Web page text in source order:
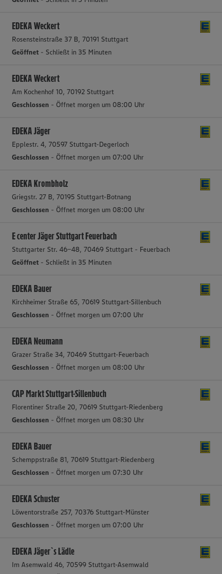
EDEKA Weckert
Rosensteinstraße 37 B, 70191 Stuttgart
Geöffnet - Schließt in 35 Minuten
EDEKA Weckert
Am Kochenhof 10, 70192 Stuttgart
Geschlossen - Öffnet morgen um 08:00 Uhr
EDEKA Jäger
Epplestr. 4, 70597 Stuttgart-Degerloch
Geschlossen - Öffnet morgen um 07:00 Uhr
EDEKA Krombholz
Griegstr. 27 B, 70195 Stuttgart-Botnang
Geschlossen - Öffnet morgen um 08:00 Uhr
E center Jäger Stuttgart Feuerbach
Stuttgarter Str. 46-48, 70469 Stuttgart - Feuerbach
Geöffnet - Schließt in 35 Minuten
EDEKA Bauer
Kirchheimer Straße 65, 70619 Stuttgart-Sillenbuch
Geschlossen - Öffnet morgen um 07:00 Uhr
EDEKA Neumann
Grazer Straße 34, 70469 Stuttgart-Feuerbach
Geschlossen - Öffnet morgen um 08:00 Uhr
CAP Markt Stuttgart-Sillenbuch
Florentiner Straße 20, 70619 Stuttgart-Riedenberg
Geschlossen - Öffnet morgen um 08:30 Uhr
EDEKA Bauer
Schemppstraße 81, 70619 Stuttgart-Riedenberg
Geschlossen - Öffnet morgen um 07:30 Uhr
EDEKA Schuster
Löwentorstraße 257, 70376 Stuttgart-Münster
Geschlossen - Öffnet morgen um 07:00 Uhr
EDEKA Jäger`s Lädle
Im Asemwald 46, 70599 Stuttgart-Asemwald